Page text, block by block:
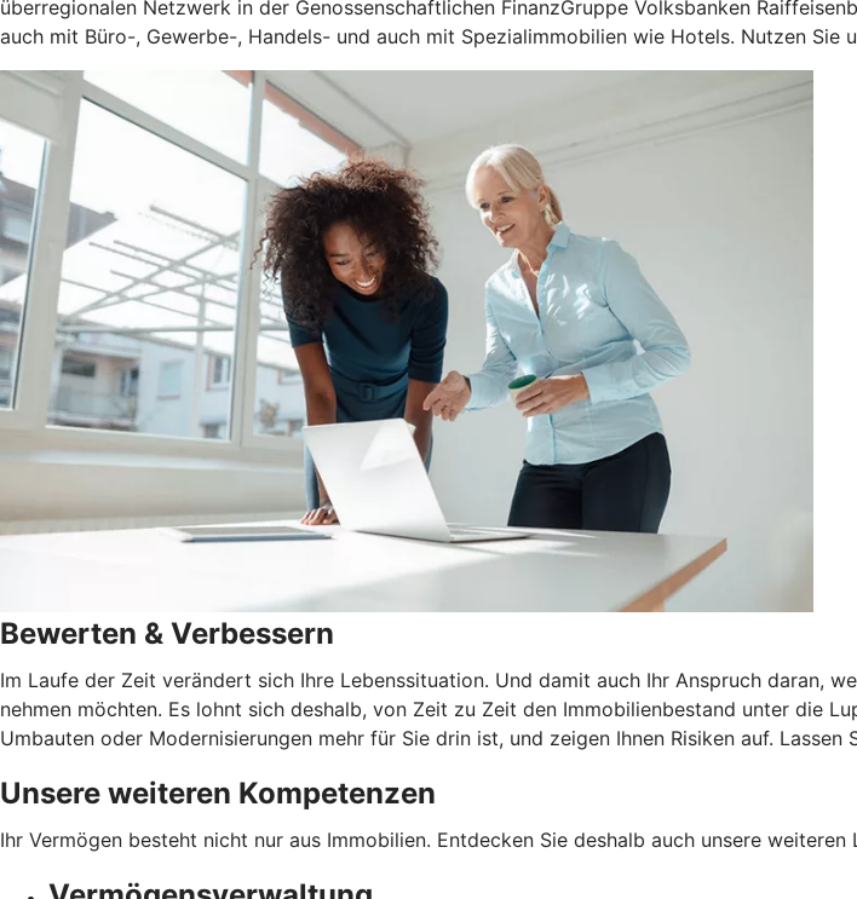
überregionalen Netzwerk in der Genossenschaftlichen FinanzGruppe Volksbanken
auch mit Büro-, Gewerbe-, Handels- und auch mit Spezialimmobilien wie Hotels. Nutzen Sie
Bewerten & Verbessern
Im Laufe der Zeit verändert sich Ihre Lebenssituation. Und damit auch Ihr Anspruch daran,
nehmen möchten. Es lohnt sich deshalb, von Zeit zu Zeit den Immobilienbestand unter die
Umbauten oder Modernisierungen mehr für Sie drin ist, und zeigen Ihnen Risiken auf.
Unsere weiteren Kompetenzen
Ihr Vermögen besteht nicht nur aus Immobilien. Entdecken Sie deshalb auch unsere